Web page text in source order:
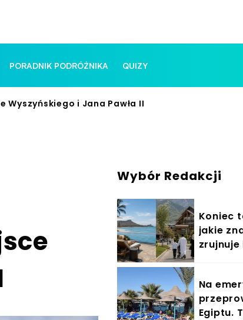
PORADNIK PODRÓŻNIKA QUIZY
i Jana Pawła II
Wybór Redakcji
Koniec
jakie
Na
Egiptu.